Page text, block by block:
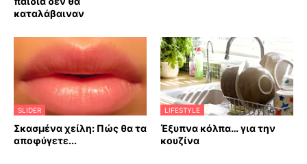
καταλάβαιναν
SLIDER
Σκασμένα χείλη: Πώς θα τα
αποφύγετε...
LIFESTYLE
Έξυπνα κόλπα… για την
κουζίνα